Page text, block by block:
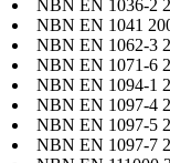
NBN EN 1036-2
NBN EN 1041
NBN EN 1062-3
NBN EN 1071-6
NBN EN 1094-1
NBN EN 1097-4
NBN EN 1097-5
NBN EN 1097-7